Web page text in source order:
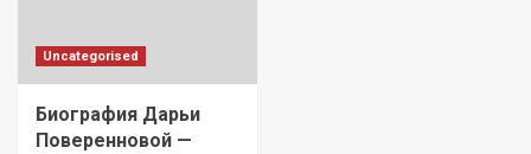
Uncategorised
Биография Дарьи
Поверенновой —